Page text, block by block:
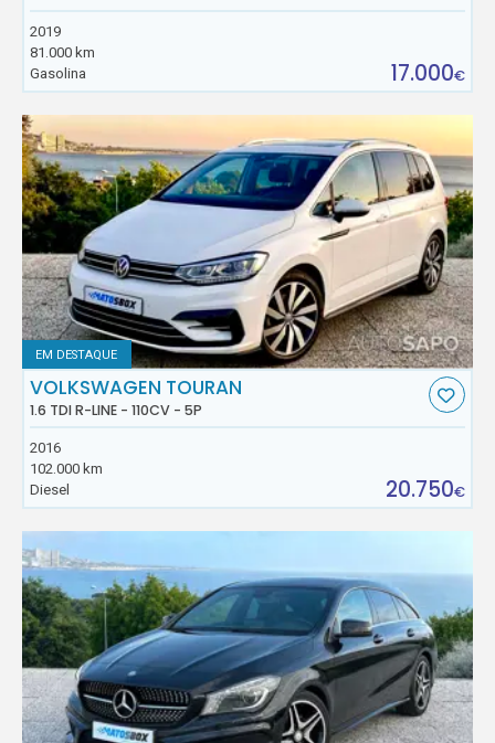
2019
81.000 km
Gasolina
17.000€
EM DESTAQUE
VOLKSWAGEN TOURAN
1.6 TDI R-LINE - 110CV - 5P
2016
102.000 km
Diesel
20.750€